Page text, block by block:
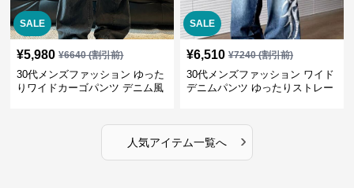
SALE
¥5,980 ¥6640(割引前)
30代メンズファッション ゆった
りワイドカーゴパンツ デニム風
SALE
¥6,510 ¥7240(割引前)
30代メンズファッション ワイド
デニムパンツ ゆったりストレー
人気アイテム一覧へ ›